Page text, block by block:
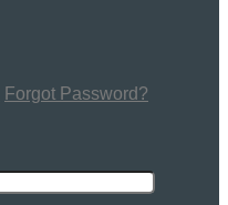
Forgot Password?